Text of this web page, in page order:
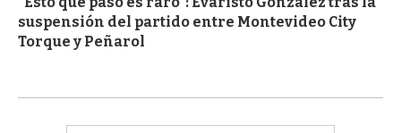
suspensión del partido entre Montevideo City
Torque y Peñarol